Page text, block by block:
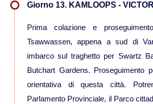
Giorno 13. KAMLOOPS -
Prima colazione e
Tsawwassen, appena a sud di
imbarco sul traghetto per Swartz
Butchart Gardens. Proseguimento
orientativa di questa città.
Parlamento Provinciale, il Parco